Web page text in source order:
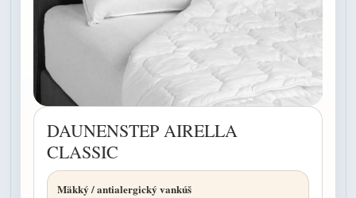
DAUNENSTEP AIRELLA
CLASSIC
Mäkký / antialergický vankúš